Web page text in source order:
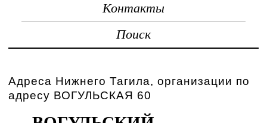
Контакты
Поиск
Адреса Нижнего Тагила, организации по
адресу ВОГУЛЬСКАЯ 60